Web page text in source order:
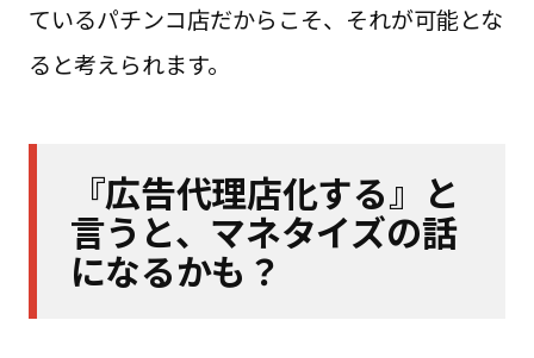
ているパチンコ店だからこそ、それが可能とな
ると考えられます。
『広告代理店化する』と
言うと、マネタイズの話
になるかも？